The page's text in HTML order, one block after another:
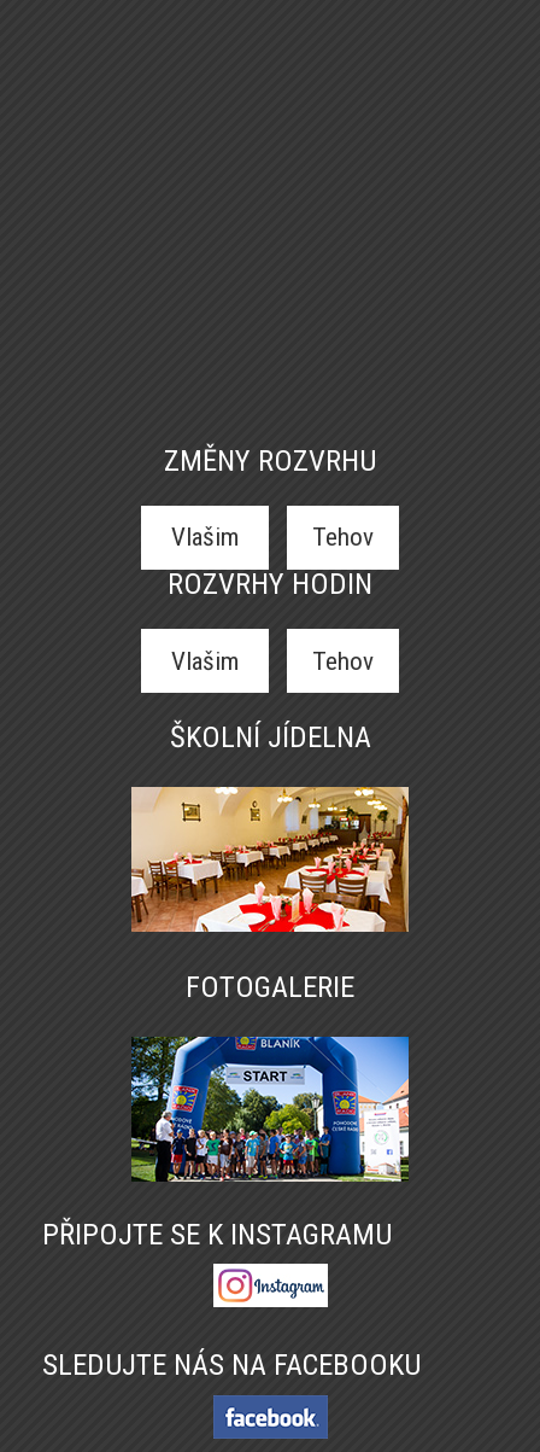
ZMĚNY ROZVRHU
Vlašim Tehov
ROZVRHY HODIN
Vlašim Tehov
ŠKOLNÍ JÍDELNA
FOTOGALERIE
PŘIPOJTE SE K INSTAGRAMU
SLEDUJTE NÁS NA FACEBOOKU